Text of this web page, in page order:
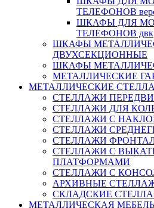
ТЕЛЕФОНОВ
ШКАФЫ ДЛЯ
ТЕЛЕФОНОВ двк
ШКАФЫ
ДВУХСЕКЦИОННЫЕ
ШКАФЫ
МЕТАЛЛИЧЕСКИЕ
МЕТАЛЛИЧЕСКИЕ
СТЕЛЛАЖИ
СТЕЛЛАЖИ ДЛЯ
СТЕЛЛАЖИ С
СТЕЛЛАЖИ
СТЕЛЛАЖИ
СТЕЛЛАЖИ С
ПЛАТФОРМАМИ
СТЕЛЛАЖИ С
АРХИВНЫЕ
СКЛАДСКИЕ
МЕТАЛЛИЧЕСКАЯ МЕБЕЛЬ